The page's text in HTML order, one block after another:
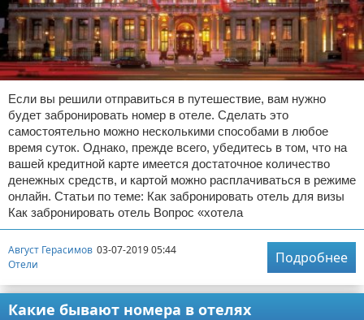
Если вы решили отправиться в путешествие, вам нужно
будет забронировать номер в отеле. Сделать это
самостоятельно можно несколькими способами в любое
время суток. Однако, прежде всего, убедитесь в том, что на
вашей кредитной карте имеется достаточное количество
денежных средств, и картой можно расплачиваться в режиме
онлайн. Статьи по теме: Как забронировать отель для визы
Как забронировать отель Вопрос «хотела
Август Герасимов 03-07-2019 05:44
Отели
Подробнее
Какие бывают номера в отелях